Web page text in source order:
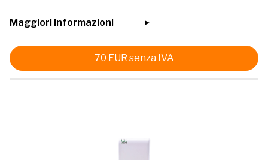
Maggiori informazioni
70 EUR senza IVA